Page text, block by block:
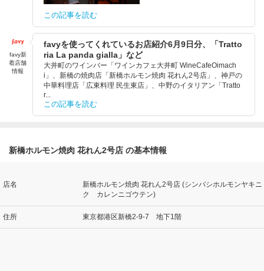
この記事を読む
favy新
着店舗
情報
favyを使ってくれているお店紹介6月9日分、「Tratto
ria La panda gialla」など
大井町のワインバー「ワインカフェ大井町 WineCafeOimach
i」、新橋の焼肉店「新橋ホルモン焼肉 花れん2号店」、神戸の
中華料理店「広東料理 民生東店」、中野のイタリアン「Tratto
r...
この記事を読む
新橋ホルモン焼肉 花れん2号店 の基本情報
店名
新橋ホルモン焼肉 花れん2号店 (シンバシホルモンヤキニ
ク カレンニゴウテン)
住所 東京都港区新橋2-9-7 地下1階